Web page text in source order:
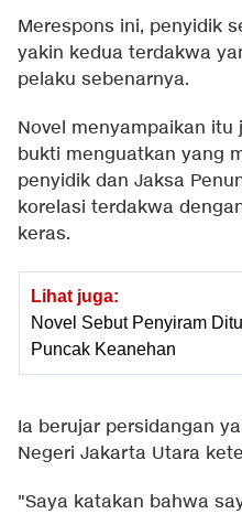
Merespons ini, penyidik
yakin kedua terdakwa
pelaku sebenarnya.
Novel menyampaikan
bukti menguatkan yang
penyidik dan Jaksa
korelasi terdakwa
keras.
Lihat juga:
Novel Sebut Penyiram
Puncak Keanehan
Ia berujar persidangan
Negeri Jakarta Utara
"Saya katakan bahwa